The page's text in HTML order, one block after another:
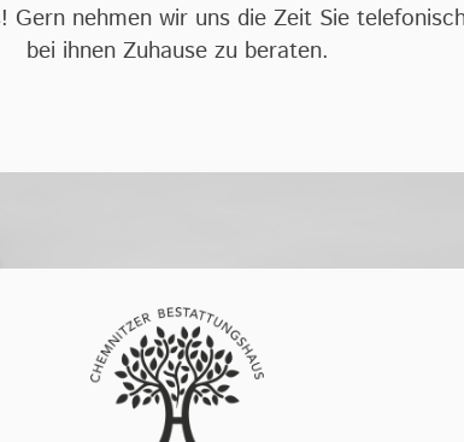
Gern nehmen wir uns die Zeit Sie
bei ihnen Zuhause zu beraten.